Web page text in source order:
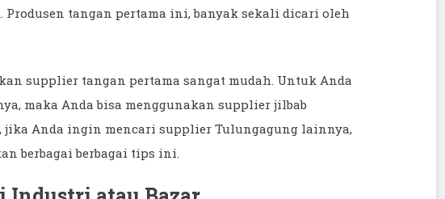
Produsen tangan pertama ini, banyak sekali dicari oleh
supplier tangan pertama sangat mudah. Untuk Anda
maka Anda bisa menggunakan supplier jilbab
jika Anda ingin mencari supplier Tulungagung lainnya,
berbagai berbagai tips ini.